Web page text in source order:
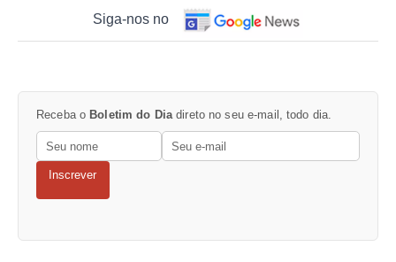
Siga-nos no
Receba o Boletim do Dia direto no seu e-mail, todo dia.
Inscrever